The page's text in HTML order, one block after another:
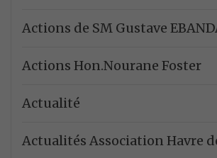
Actions de SM Gustave
Actions Hon.Nourane Foster
Actualité
Actualités Association Havre